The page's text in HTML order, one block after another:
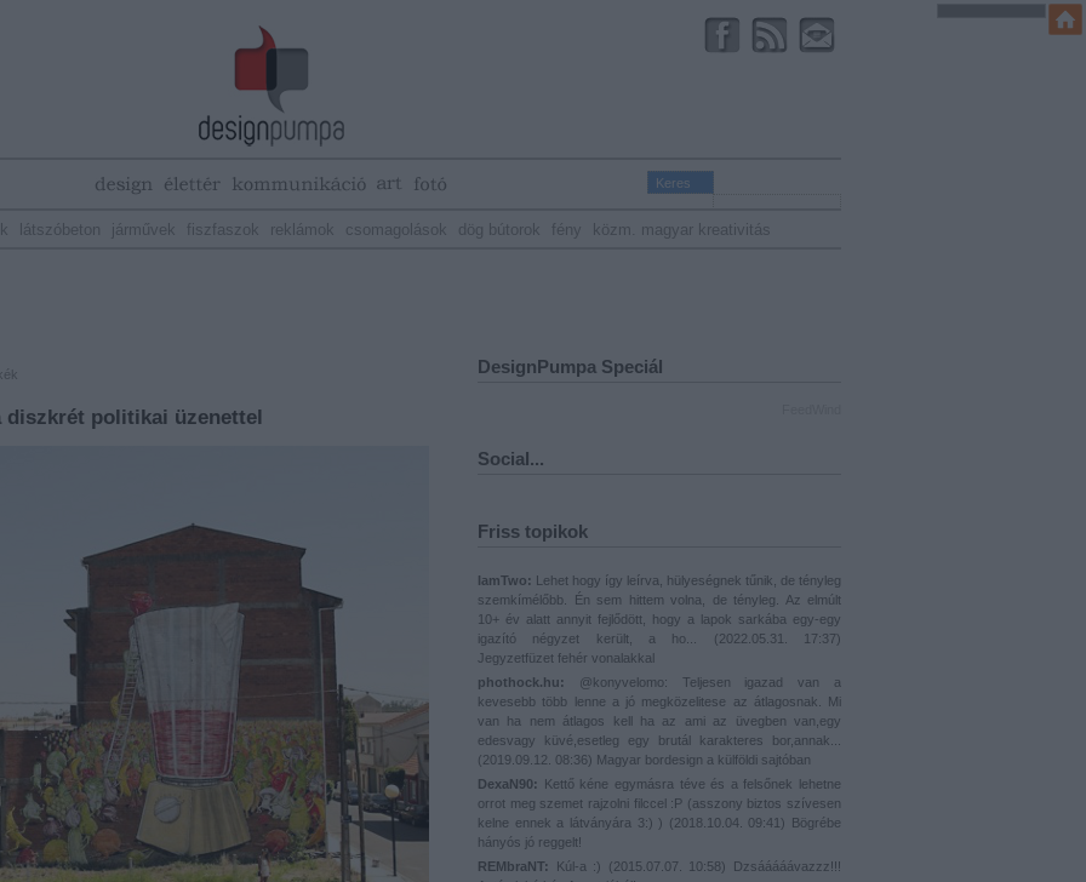
látszóbeton járművek fiszfaszok reklámok csomagolások dög bútorok fény közm. magyar kreativitás
diszkrét politikai üzenettel
DesignPumpa Speciál
Social...
Friss topikok
IamTwo: Lehet hogy így leírva, hülyeségnek tűnik, de tényleg
szemkímélőbb. Én sem hittem volna, de tényleg. Az elmúlt
10+ év alatt annyit fejlődött, hogy a lapok sarkába egy-egy
igazító négyzet került, a ho...
(2022.05.31. 17:37)
Jegyzetfüzet fehér vonalakkal
phothock.hu:
@konyvelomo: Teljesen igazad van a
kevesebb több lenne a jó megközelitese az átlagosnak. Mi
van ha nem átlagos kell ha az ami az üvegben van,egy
edesvagy küvé,esetleg egy brutál karakteres bor,annak...
(2019.09.12. 08:36) Magyar bordesign a külföldi sajtóban
DexaN90:
Kettő kéne egymásra téve és a felsőnek lehetne
orrot meg szemet rajzolni filccel :P (asszony biztos szívesen
kelne ennek a látványára 3:) ) (2018.10.04. 09:41 ) Bögrébe
hányós jó reggelt!
REMbraNT:
Kúl-a :) (2015.07.07. 10:58)
Dzsááááávazzz!!!